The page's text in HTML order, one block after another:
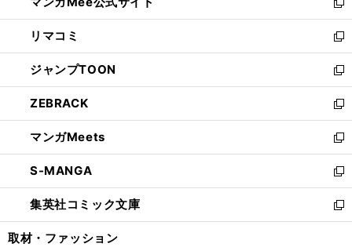
ド
ウ
で
開
く
ィ
ン
ド
ウ
で
開
く
い
ウ
ィ
ン
ド
ウ
で
開
く
新
し
い
ウ
ィ
ン
ド
ウ
で
開
く
リマコミ
新
し
い
ウ
ィ
ン
ド
ウ
で
開
く
ジャンプTOON
新
し
い
ウ
ィ
ン
ド
ウ
で
開
ZEBRACK
新
し
い
ウ
ィ
ン
ド
ウ
マンガMeets
新
し
い
ウ
ィ
ン
S-MANGA
新
し
い
ウ
集英社コミック文庫
新
し
取材・ファッション